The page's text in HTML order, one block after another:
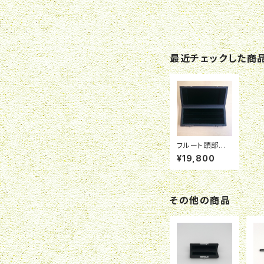
最近チェックした商
フルート頭部管3
本用ケース（本
革製）
¥19,800
その他の商品